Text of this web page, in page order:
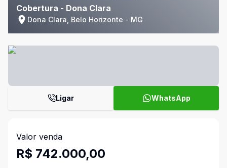
Cobertura - Dona Clara
Dona Clara, Belo Horizonte - MG
Ligar WhatsApp
Valor venda
R$ 742.000,00